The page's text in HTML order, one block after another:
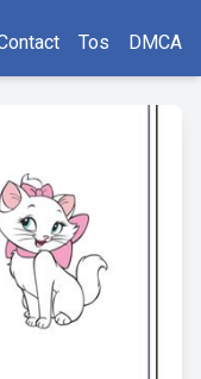
Tos DMCA